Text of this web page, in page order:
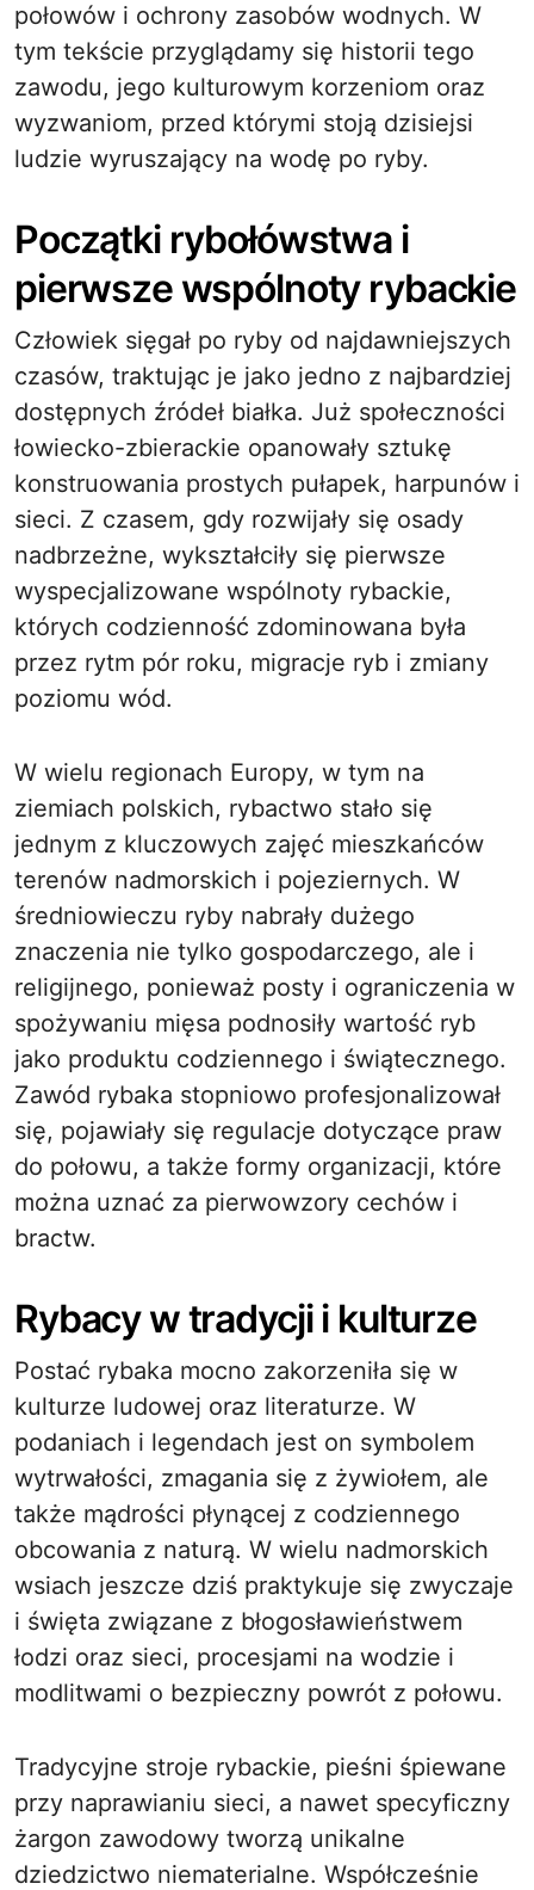
połowów i ochrony zasobów wodnych. W
tym tekście przyglądamy się historii tego
zawodu, jego kulturowym korzeniom oraz
wyzwaniom, przed którymi stoją dzisiejsi
ludzie wyruszający na wodę po ryby.
Początki rybołówstwa i
pierwsze wspólnoty rybackie
Człowiek sięgał po ryby od najdawniejszych
czasów, traktując je jako jedno z najbardziej
dostępnych źródeł białka. Już społeczności
łowiecko-zbierackie opanowały sztukę
konstruowania prostych pułapek, harpunów i
sieci. Z czasem, gdy rozwijały się osady
nadbrzeżne, wykształciły się pierwsze
wyspecjalizowane wspólnoty rybackie,
których codzienność zdominowana była
przez rytm pór roku, migracje ryb i zmiany
poziomu wód.
W wielu regionach Europy, w tym na
ziemiach polskich, rybactwo stało się
jednym z kluczowych zajęć mieszkańców
terenów nadmorskich i pojeziernych. W
średniowieczu ryby nabrały dużego
znaczenia nie tylko gospodarczego, ale i
religijnego, ponieważ posty i ograniczenia w
spożywaniu mięsa podnosiły wartość ryb
jako produktu codziennego i świątecznego.
Zawód rybaka stopniowo profesjonalizował
się, pojawiały się regulacje dotyczące praw
do połowu, a także formy organizacji, które
można uznać za pierwowzory cechów i
bractw.
Rybacy w tradycji i kulturze
Postać rybaka mocno zakorzeniła się w
kulturze ludowej oraz literaturze. W
podaniach i legendach jest on symbolem
wytrwałości, zmagania się z żywiołem, ale
także mądrości płynącej z codziennego
obcowania z naturą. W wielu nadmorskich
wsiach jeszcze dziś praktykuje się zwyczaje
i święta związane z błogosławieństwem
łodzi oraz sieci, procesjami na wodzie i
modlitwami o bezpieczny powrót z połowu.
Tradycyjne stroje rybackie, pieśni śpiewane
przy naprawianiu sieci, a nawet specyficzny
żargon zawodowy tworzą unikalne
dziedzictwo niematerialne. Współcześnie